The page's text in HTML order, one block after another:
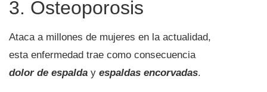
3. Osteoporosis
Ataca a millones de mujeres en la actualidad,
esta enfermedad trae como consecuencia
dolor de espalda y espaldas encorvadas.